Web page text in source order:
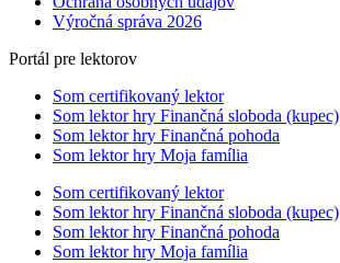
Výročná správa 2026
Portál pre lektorov
Som certifikovaný lektor
Som lektor hry Finančná sloboda (kupec)
Som lektor hry Finančná pohoda
Som lektor hry Moja família
Som certifikovaný lektor
Som lektor hry Finančná sloboda (kupec)
Som lektor hry Finančná pohoda
Som lektor hry Moja família